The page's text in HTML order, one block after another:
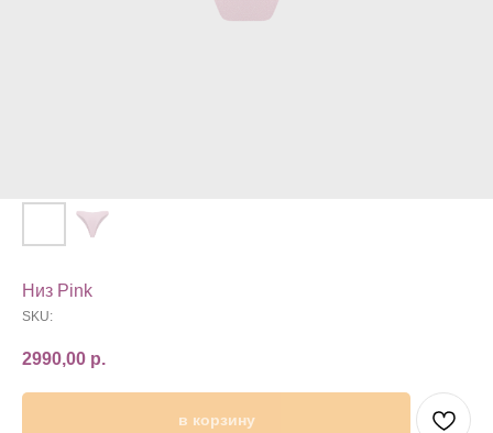
Низ Pink
SKU:
2990,00 р.
в корзину